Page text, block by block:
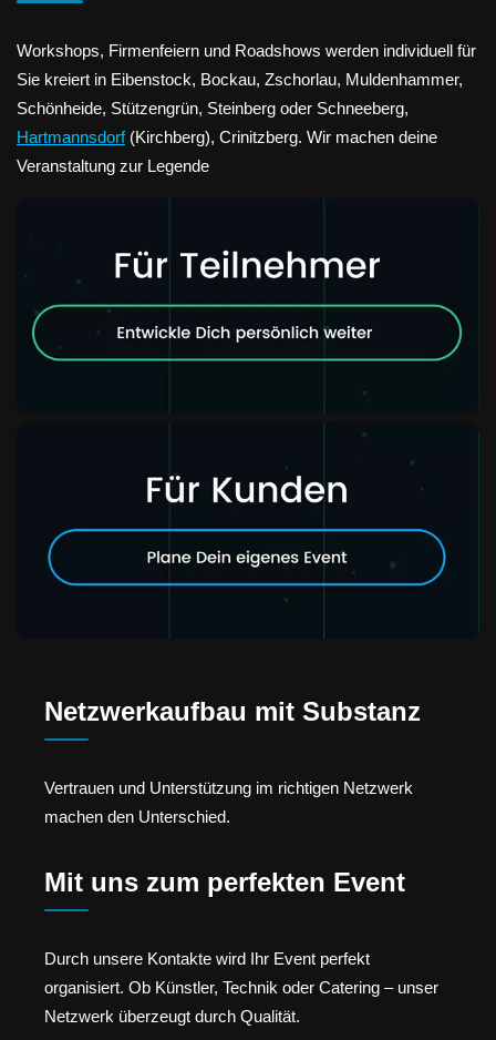
Workshops, Firmenfeiern und Roadshows werden individuell für
Sie kreiert in Eibenstock, Bockau, Zschorlau, Muldenhammer,
Schönheide, Stützengrün, Steinberg oder Schneeberg,
Hartmannsdorf(Kirchberg), Crinitzberg. Wir machen deine
Veranstaltung zur Legende
Netzwerkaufbau mit Substanz
Vertrauen und Unterstützung im richtigen Netzwerk
machen den Unterschied.
Mit uns zum perfekten Event
Durch unsere Kontakte wird Ihr Event perfekt
organisiert. Ob Künstler, Technik oder Catering – unser
Netzwerk überzeugt durch Qualität.